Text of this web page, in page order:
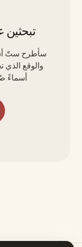
سأطرح ستّ
والوقع الذي
أسماءً